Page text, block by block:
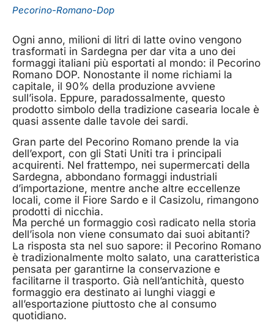
Pecorino-Romano-Dop
Ogni anno, milioni di litri di latte ovino vengono
trasformati in Sardegna per dar vita a uno dei
formaggi italiani più esportati al mondo: il Pecorino
Romano DOP. Nonostante il nome richiami la
capitale, il 90% della produzione avviene
sull’isola. Eppure, paradossalmente, questo
prodotto simbolo della tradizione casearia locale è
quasi assente dalle tavole dei sardi.
Gran parte del Pecorino Romano prende la via
dell’export, con gli Stati Uniti tra i principali
acquirenti. Nel frattempo, nei supermercati della
Sardegna, abbondano formaggi industriali
d’importazione, mentre anche altre eccellenze
locali, come il Fiore Sardo e il Casizolu, rimangono
prodotti di nicchia.
Ma perché un formaggio così radicato nella storia
dell’isola non viene consumato dai suoi abitanti?
La risposta sta nel suo sapore: il Pecorino Romano
è tradizionalmente molto salato, una caratteristica
pensata per garantirne la conservazione e
facilitarne il trasporto. Già nell’antichità, questo
formaggio era destinato ai lunghi viaggi e
all’esportazione piuttosto che al consumo
quotidiano.